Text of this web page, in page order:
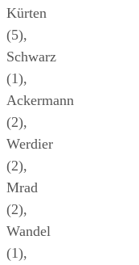
Kürten
(5),
Schwarz
(1),
Ackermann
(2),
Werdier
(2),
Mrad
(2),
Wandel
(1),